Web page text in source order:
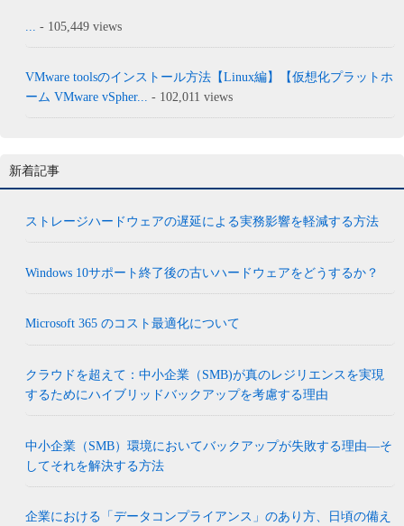
- 105,449 views
VMware toolsのインストール方法【Linux編】【仮想化プラットホ
ーム VMware vSpher... - 102,011 views
新着記事
ストレージハードウェアの遅延による実務影響を軽減する方法
Windows 10サポート終了後の古いハードウェアをどうするか？
Microsoft 365 のコスト最適化について
クラウドを超えて：中小企業（SMB)が真のレジリエンスを実現
するためにハイブリッドバックアップを考慮する理由
中小企業（SMB）環境においてバックアップが失敗する理由―そ
してそれを解決する方法
企業における「データコンプライアンス」のあり方、日頃の備え